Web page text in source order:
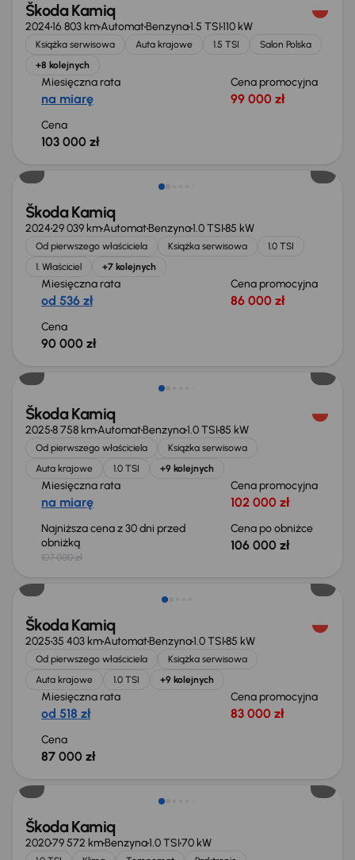
Škoda Kamiq
202416 803 kmAutomatBenzyna1.5 TSI110 kW
Książka serwisowa Auta krajowe 1.5 TSI
Salon Polska
+8 kolejnych
Miesięczna rata
na miarę
Cena promocyjna
99 000 zł
Cena
103 000 zł
Škoda Kamiq
202429 039 kmAutomatBenzyna1.0 TSI85 kW
Od pierwszego właściciela Książka serwisowa
1.0 TSI
1. Właściciel
+7 kolejnych
Miesięczna rata
od 536 zł
Cena promocyjna
86 000 zł
Cena
90 000 zł
Škoda Kamiq
20258 758 kmAutomatBenzyna1.0 TSI85 kW
Od pierwszego właściciela
Książka serwisowa
Auta krajowe
1.0 TSI +9 kolejnych
Miesięczna rata
na miarę
Cena promocyjna
102 000 zł
Najniższa cena z 30 dni przed
obniżką
107 000 zł
Cena po obniżce
106 000 zł
Od nowego taniej o 38 999 zł
Škoda Kamiq
202535 403 kmAutomatBenzyna1.0 TSI85 kW
Od pierwszego właściciela
Książka serwisowa
Auta krajowe
1.0 TSI +9 kolejnych
Miesięczna rata
od 518 zł
Cena promocyjna
83 000 zł
Cena
87 000 zł
Taniej o 1 000 zł
Škoda Kamiq
202079 572 kmBenzyna1.0 TSI70 kW